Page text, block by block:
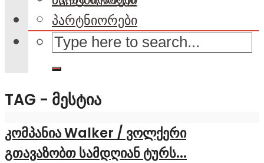
პარტნიორები
TAG - ᲛᲔᲡᲢᲘᲐ
კომპანია Walker / ვოლქერი
გთავაზობთ სამდღიან ტურს...